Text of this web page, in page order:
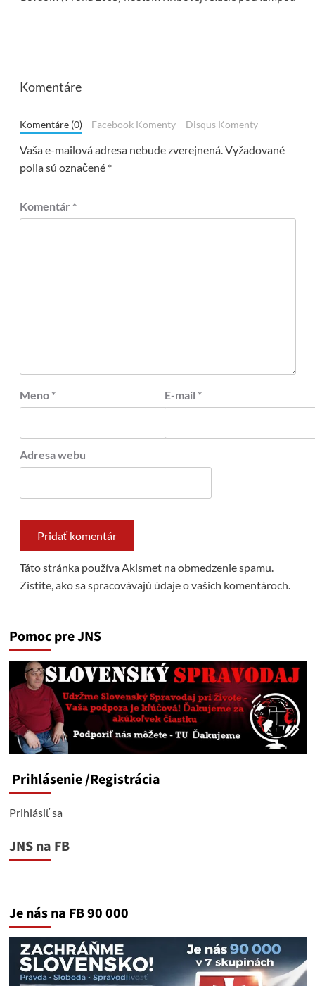
Komentáre
Komentáre (0) Facebook Komenty Disqus Komenty
Vaša e-mailová adresa nebude zverejnená.Vyžadované
polia sú označené *
Komentár *
Meno * E-mail *
Adresa webu
Táto stránka používa Akismet na obmedzenie spamu.
Zistite, ako sa spracovávajú údaje o vašich komentároch.
Pomoc pre JNS
Prihlásenie/Registrácia
Prihlásiť sa
JNS na FB
Je nás na FB 90 000